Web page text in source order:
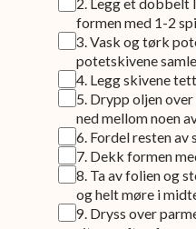
formen med 1-2
3.Vask og tørk
potetskivene
4. Legg skivene
5. Drypp oljen
ned mellom noen
6. Fordel resten av
7. Dekk formen
8. Ta av folien og
og helt møre i
9. Dryss over